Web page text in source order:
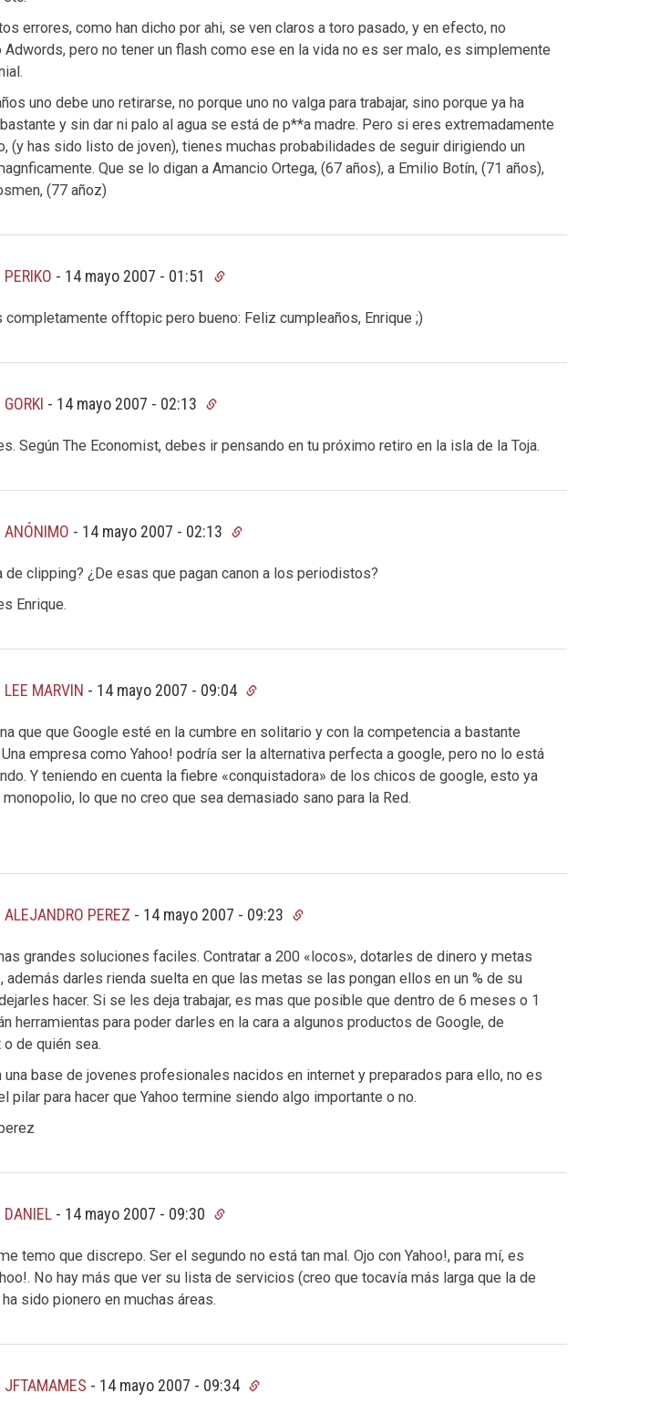
errores, como han dicho por ahi, se ven claros a toro pasado, y en efecto, no
Adwords, pero no tener un flash como ese en la vida no es ser malo, es simplemente
uno debe uno retirarse, no porque uno no valga para trabajar, sino porque ya ha
y sin dar ni palo al agua se está de p**a madre. Pero si eres extremadamente
(y has sido listo de joven), tienes muchas probabilidades de seguir dirigiendo un
Que se lo digan a Amancio Ortega, (67 años), a Emilio Botín, (71 años),
(77 añoz)
PERIKO - 14 mayo 2007 - 01:51
completamente offtopic pero bueno: Feliz cumpleaños, Enrique ;)
GORKI - 14 mayo 2007 - 02:13
Según The Economist, debes ir pensando en tu próximo retiro en la isla de la Toja.
ANÓNIMO - 14 mayo 2007 - 02:13
de clipping? ¿De esas que pagan canon a los periodistos?
Enrique.
LEE MARVIN - 14 mayo 2007 - 09:04
que que Google esté en la cumbre en solitario y con la competencia a bastante
empresa como Yahoo! podría ser la alternativa perfecta a google, pero no lo está
Y teniendo en cuenta la fiebre «conquistadora» de los chicos de google, esto ya
monopolio, lo que no creo que sea demasiado sano para la Red.
ALEJANDRO PEREZ - 14 mayo 2007 - 09:23
grandes soluciones faciles. Contratar a 200 «locos», dotarles de dinero y metas
además darles rienda suelta en que las metas se las pongan ellos en un % de su
hacer. Si se les deja trabajar, es mas que posible que dentro de 6 meses o 1
herramientas para poder darles en la cara a algunos productos de Google, de
de quién sea.
una base de jovenes profesionales nacidos en internet y preparados para ello, no es
pilar para hacer que Yahoo termine siendo algo importante o no.
DANIEL- 14 mayo 2007 - 09:30
temo que discrepo. Ser el segundo no está tan mal. Ojo con Yahoo!, para mí, es
No hay más que ver su lista de servicios (creo que tocavía más larga que la de
sido pionero en muchas áreas.
JFTAMAMES - 14 mayo 2007 - 09:34